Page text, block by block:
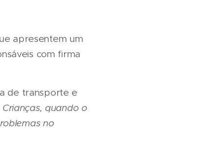
apresentem um
com firma
de transporte e
quando o
no